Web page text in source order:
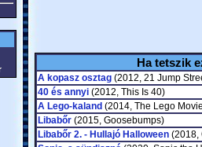
Ha tetszik
A kopasz osztag(2012, 21 Jump
40 és annyi(2012, This Is 40)
A Lego-kaland (2014, The Lego
Libabőr(2015, Goosebumps)
Libabőr 2. - Hullajó Halloween(2018,